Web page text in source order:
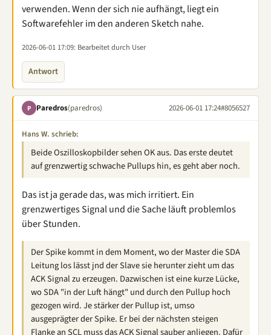
verwenden. Wenn der sich nie aufhängt, liegt ein
Softwarefehler im den anderen Sketch nahe.
2026-06-01 17:09: Bearbeitet durch User
Antwort
P Paredros(paredros) 2026-06-01 17:24#8056527
Hans W. schrieb:
Beide Oszilloskopbilder sehen OK aus. Das erste deutet
auf grenzwertig schwache Pullups hin, es geht aber noch.
Das ist ja gerade das, was mich irritiert. Ein
grenzwertiges Signal und die Sache läuft problemlos
über Stunden.
Der Spike kommt in dem Moment, wo der Master die SDA
Leitung los lässt jnd der Slave sie herunter zieht um das
ACK Signal zu erzeugen. Dazwischen ist eine kurze Lücke,
wo SDA "in der Luft hängt" und durch den Pullup hoch
gezogen wird. Je stärker der Pullup ist, umso
ausgeprägter der Spike. Er bei der nächsten steigen
Flanke an SCL muss das ACK Signal sauber anliegen. Dafür